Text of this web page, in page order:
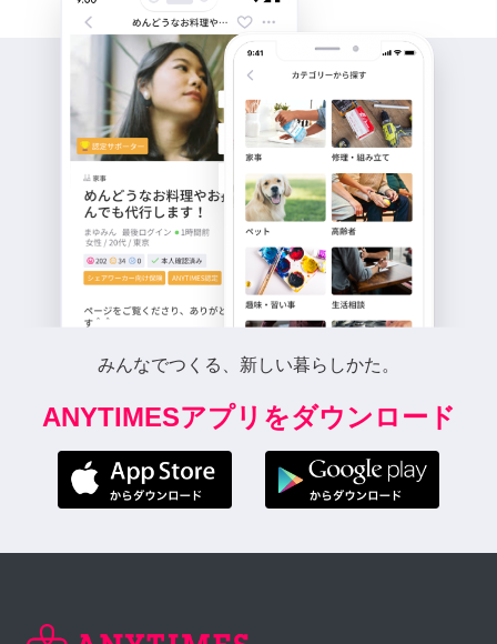
みんなでつくる、新しい暮らしかた。
ANYTIMESアプリをダウンロード